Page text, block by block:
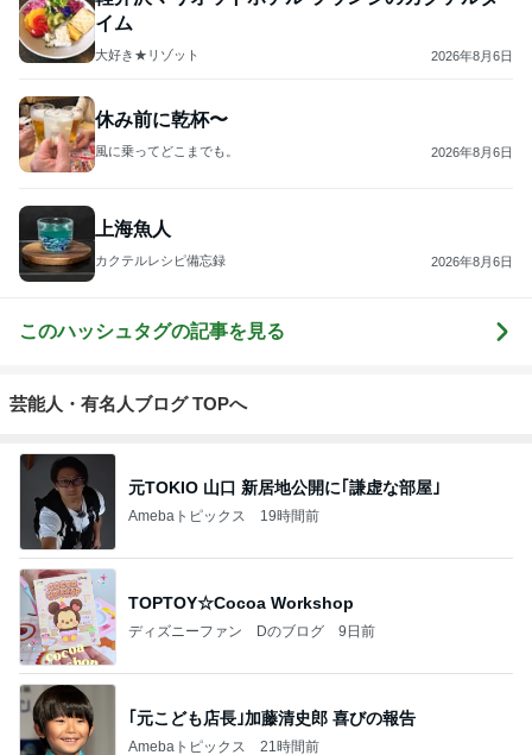
イム
大好き★リゾット 2026年8月6日
休み前に乾杯〜
風に乗ってどこまでも。 2026年8月6日
上海魚人
カクテルレシピ備忘録 2026年8月6日
このハッシュタグの記事を見る
芸能人・有名人ブログ TOPへ
元TOKIO 山口 新居地公開に｢謙虚な部屋｣
Amebaトピックス 19時間前
TOPTOY☆Cocoa Workshop
ディズニーファン Dのブログ 9日前
｢元こども店長｣加藤清史郎 喜びの報告
Amebaトピックス 21時間前